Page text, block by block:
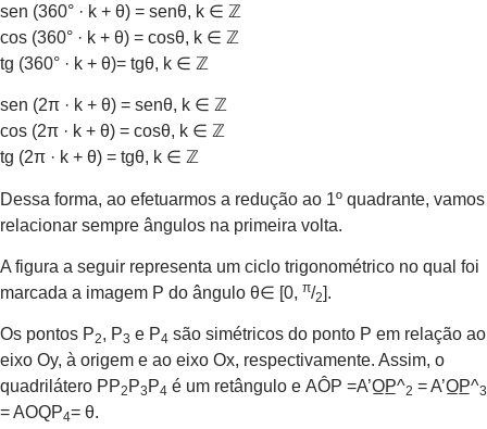
sen (360° · k + θ) = senθ, k ∈ ℤ
cos (360° · k + θ) = cosθ, k ∈ ℤ
tg (360° · k + θ)= tgθ, k ∈ ℤ
sen (2π · k + θ) = senθ, k ∈ ℤ
cos (2π · k + θ) = cosθ, k ∈ ℤ
tg (2π · k + θ) = tgθ, k ∈ ℤ
Dessa forma, ao efetuarmos a redução ao 1º quadrante, vamos
relacionar sempre ângulos na primeira volta.
A figura a seguir representa um ciclo trigonométrico no qual foi
marcada a imagem P do ângulo θ∈ [0, π/2].
Os pontos P2, P3 e P4 são simétricos do ponto P em relação ao
eixo Oy, à origem e ao eixo Ox, respectivamente. Assim, o
quadrilátero PP2 P3 P4 é um retângulo e AÔP =A’O̲P̲^2 = A’O̲P̲^3
= AOQP4= θ.